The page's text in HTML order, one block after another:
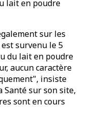
lait en poudre
sur les
survenu le 5
du lait en poudre
aucun caractère
insiste
sur son site,
sont en cours